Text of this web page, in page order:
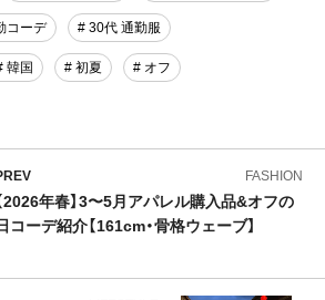
コーデ # 30代 通勤服
韓国 # 初夏 # オフ
FASHION
【2026年春】3〜5月アパレル購入品&オフの
コーデ紹介【161cm・骨格ウェーブ】